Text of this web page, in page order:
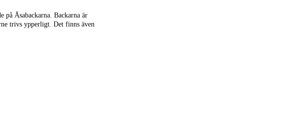
Åsabackarna. Backarna är
trivs ypperligt. Det finns även